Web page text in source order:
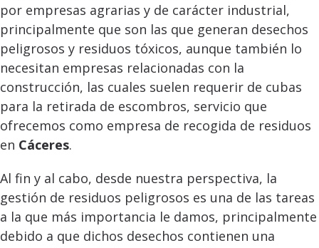
por empresas agrarias y de carácter industrial,
principalmente que son las que generan desechos
peligrosos y residuos tóxicos, aunque también lo
necesitan empresas relacionadas con la
construcción, las cuales suelen requerir de cubas
para la retirada de escombros, servicio que
ofrecemos como empresa de recogida de residuos
en Cáceres.
Al fin y al cabo, desde nuestra perspectiva, la
gestión de residuos peligrosos es una de las tareas
a la que más importancia le damos, principalmente
debido a que dichos desechos contienen una